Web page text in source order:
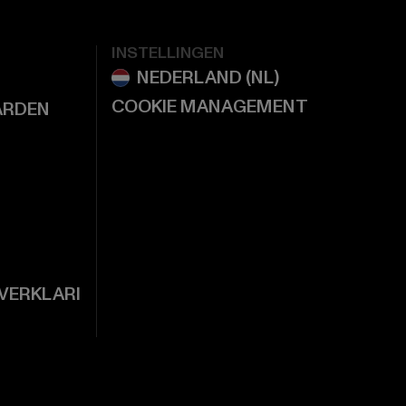
INSTELLINGEN
COOKIE MANAGEMENT